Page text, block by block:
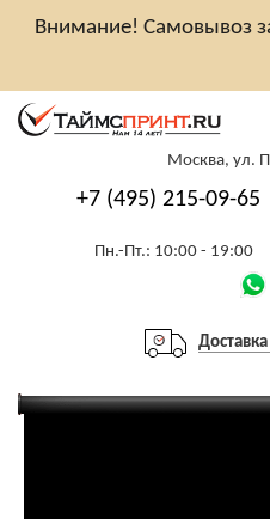
Внимание! Самовывоз
Москва, ул.
+7 (495) 215-09-65
Пн.-Пт.: 10:00 - 19:00